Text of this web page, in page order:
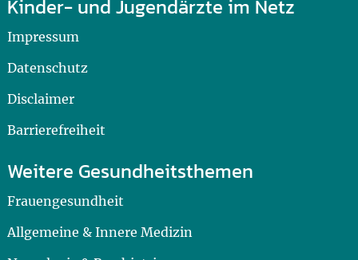
Kinder- und Jugendärzte im Netz
Impressum
Datenschutz
Disclaimer
Barrierefreiheit
Weitere Gesundheitsthemen
Frauengesundheit
Allgemeine & Innere Medizin